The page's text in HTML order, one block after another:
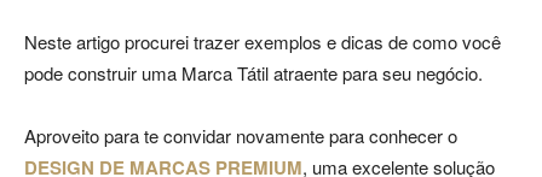
Neste artigo procurei trazer exemplos e dicas de como você
pode construir uma Marca Tátil atraente para seu negócio.
Aproveito para te convidar novamente para conhecer o
DESIGN DE MARCAS PREMIUM, uma excelente solução